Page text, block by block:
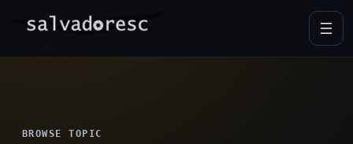
BROWSE TOPIC